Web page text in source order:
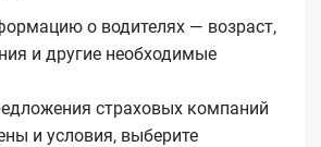
о водителях — возраст,
и другие необходимые
страховых компаний
и условия, выберите